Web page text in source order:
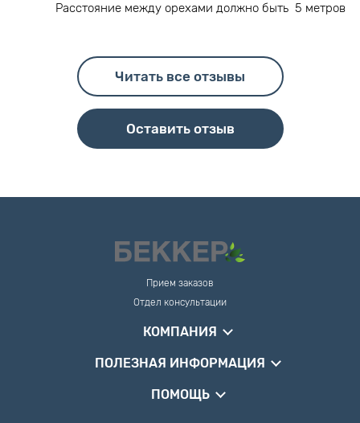
Расстояние между орехами должно быть 5 метров
Читать все отзывы
Оставить отзыв
Прием заказов
Отдел консультации
КОМПАНИЯ
ПОЛЕЗНАЯ ИНФОРМАЦИЯ
ПОМОЩЬ